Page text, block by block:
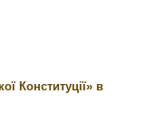
Конституції» в